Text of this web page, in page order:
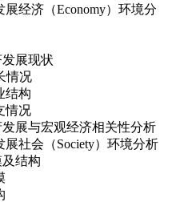
经济（Economy）环境分
展现状
情况
结构
情况
展与宏观经济相关性分析
社会（Society）环境分析
结构